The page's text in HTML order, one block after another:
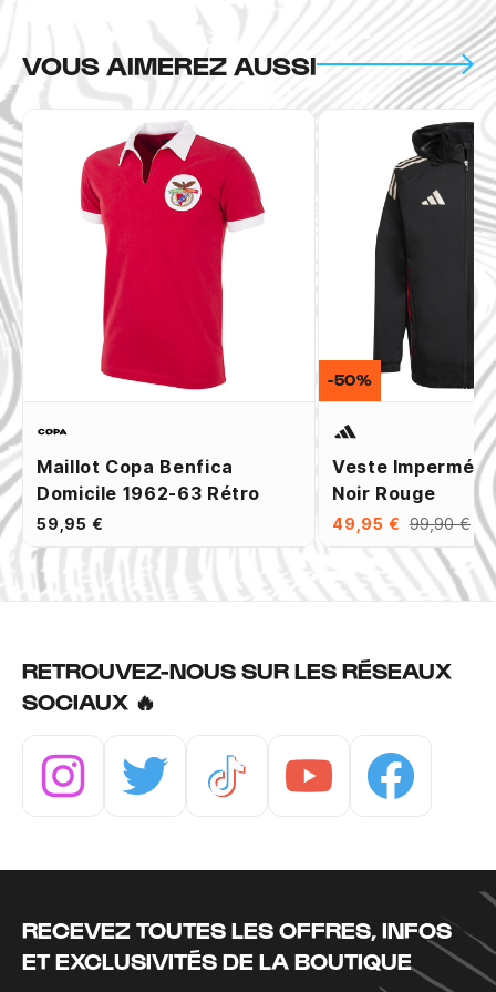
VOUS AIMEREZ AUSSI
Maillot Copa Benfica
Domicile 1962-63 Rétro
59,95 €
Veste
Noir Rouge
49,95 € 99,90 €
-50%
RETROUVEZ-NOUS SUR LES RÉSEAUX
SOCIAUX 🔥
RECEVEZ TOUTES LES OFFRES, INFOS
ET EXCLUSIVITÉS DE LA BOUTIQUE